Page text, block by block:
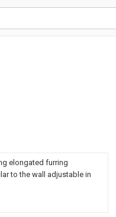
elongated furring
to the wall adjustable in